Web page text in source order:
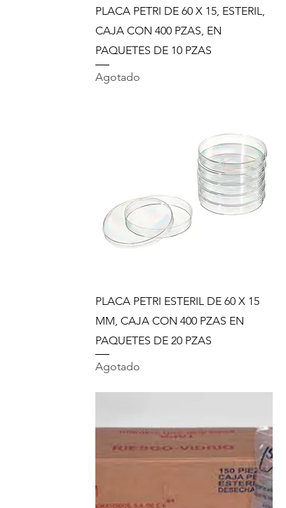
Vista rápida
PLACA PETRI DE 60 X 15, ESTERIL,
CAJA CON 400 PZAS, EN
PAQUETES DE 10 PZAS
Agotado
Vista rápida
PLACA PETRI ESTERIL DE 60 X 15
MM, CAJA CON 400 PZAS EN
PAQUETES DE 20 PZAS
Agotado